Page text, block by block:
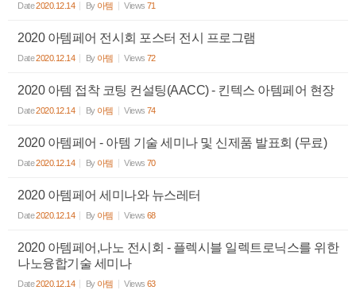
Date2020.12.14 By 아템 Views 71
2020 아템페어 전시회 포스터 전시 프로그램
Date2020.12.14 By 아템 Views 72
2020 아템 접착 코팅 컨설팅(AACC) - 킨텍스 아템페어 현장
Date2020.12.14 By 아템 Views 74
2020 아템페어 - 아템 기술 세미나 및 신제품 발표회 (무료)
Date2020.12.14 By 아템 Views 70
2020 아템페어 세미나와 뉴스레터
Date2020.12.14 By 아템 Views 68
2020 아템페어,나노 전시회 - 플렉시블 일렉트로닉스를 위한
나노융합기술 세미나
Date2020.12.14 By 아템 Views 63